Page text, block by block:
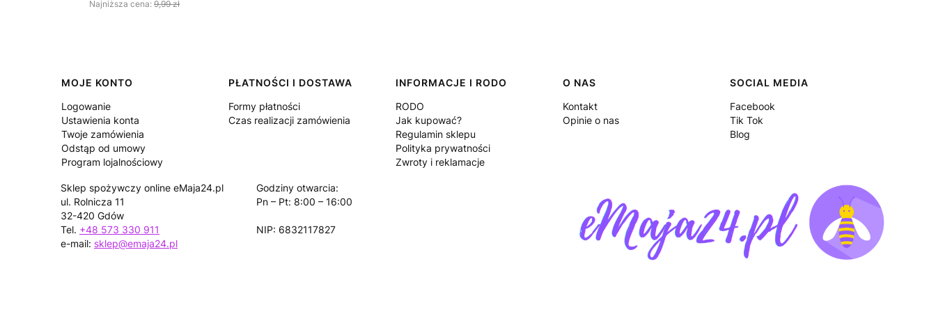
Najniższa cena: 9,99 zł
Linki w stopce
MOJE KONTO
Logowanie
Ustawienia konta
Twoje zamówienia
Odstąp od umowy
Program lojalnościowy
PŁATNOŚCI I DOSTAWA
Formy płatności
Czas realizacji zamówienia
INFORMACJE I RODO
RODO
Jak kupować?
Regulamin sklepu
Polityka prywatności
Zwroty i reklamacje
O NAS
Kontakt
Opinie o nas
SOCIAL MEDIA
Facebook
Tik Tok
Blog
Sklep spożywczy online eMaja24.pl
ul. Rolnicza 11
32-420 Gdów
Tel. +48 573 330 911
e-mail: sklep@emaja24.pl
Godziny otwarcia:
Pn – Pt: 8:00 – 16:00
NIP: 6832117827